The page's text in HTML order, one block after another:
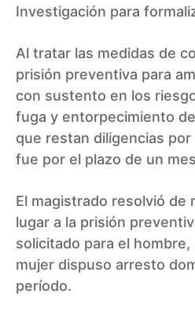
Investigación para
Al tratar las medidas de
prisión preventiva para
con sustento en los
fuga y entorpecimiento
que restan diligencias
fue por el plazo de un
El magistrado resolvió de
lugar a la prisión
solicitado para el
mujer dispuso arresto
período.